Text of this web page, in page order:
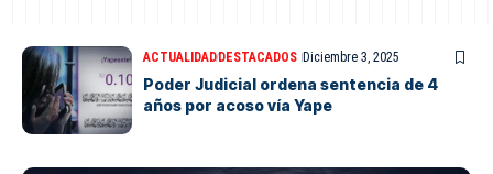
ACTUALIDADDESTACADOS Diciembre 3, 2025
Poder Judicial ordena sentencia de 4
años por acoso vía Yape